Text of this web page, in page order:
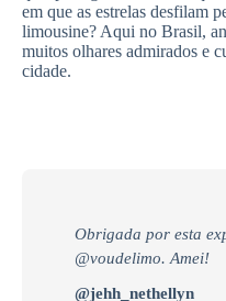
em que as estrelas desfilam
limousine? Aqui no Brasil,
muitos olhares admirados e
cidade.
Obrigada por esta
@voudelimo. Amei!
@jehh_nethellyn